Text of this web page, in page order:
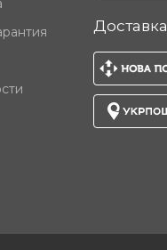
Доставка